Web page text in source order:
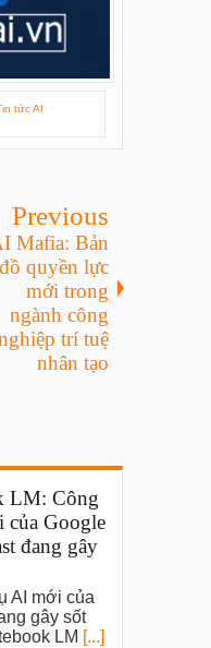
tức AI
Previous
Mafia: Bản
đồ quyền lực
mới trong
ngành công
trí tuệ
nhân tạo
LM: Công
của Google
đang gây
AI mới của
gây sốt
LM [...]